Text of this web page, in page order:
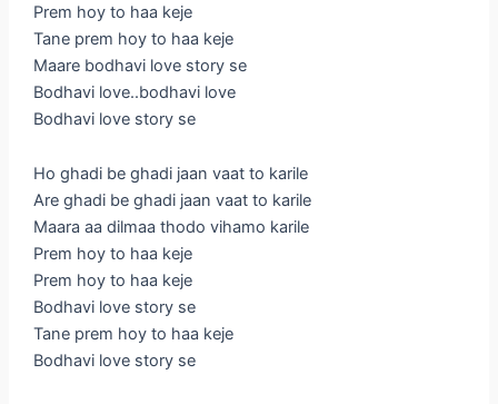
Prem hoy to haa keje
Tane prem hoy to haa keje
Maare bodhavi love story se
Bodhavi love..bodhavi love
Bodhavi love story se
Ho ghadi be ghadi jaan vaat to karile
Are ghadi be ghadi jaan vaat to karile
Maara aa dilmaa thodo vihamo karile
Prem hoy to haa keje
Prem hoy to haa keje
Bodhavi love story se
Tane prem hoy to haa keje
Bodhavi love story se